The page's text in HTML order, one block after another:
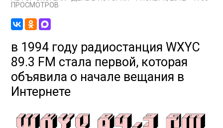
ПРОСМОТРОВ
в 1994 году радиостанция WXYC
89.3 FM стала первой, которая
объявила о начале вещания в
Интернете